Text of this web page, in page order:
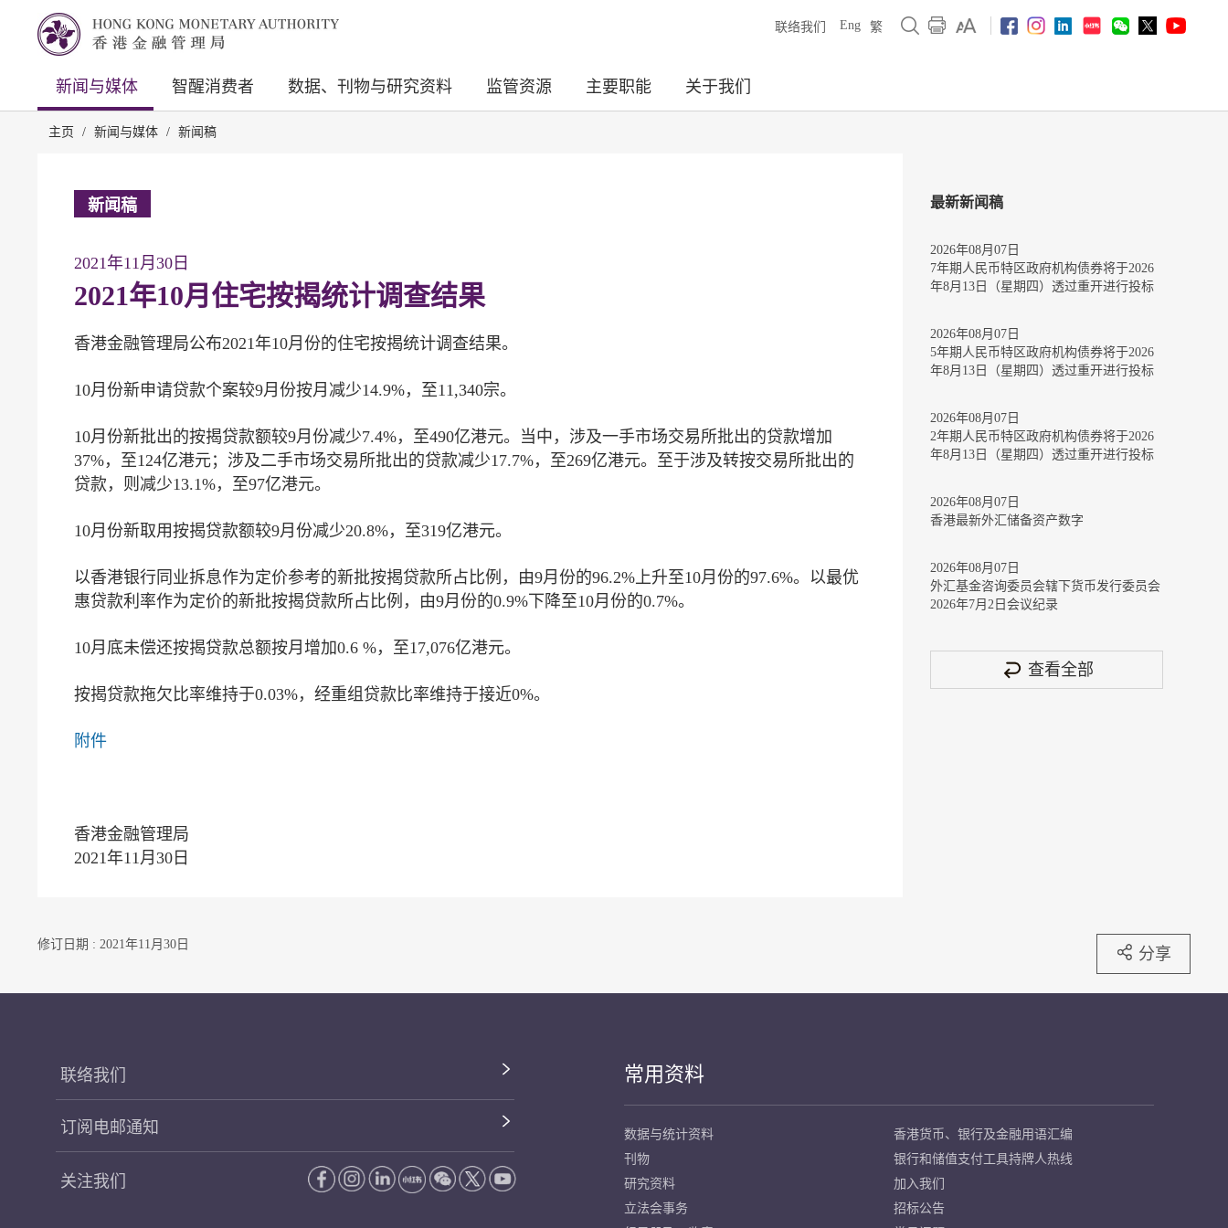
联络我们 Eng 繁
新闻与媒体 智醒消费者 数据、刊物与研究资料 监管资源 主要职能 关于我们
主页 / 新闻与媒体 / 新闻稿
新闻稿
2021年11月30日
2021年10月住宅按揭统计调查结果
香港金融管理局公布2021年10月份的住宅按揭统计调查结果。
10月份新申请贷款个案较9月份按月减少14.9%，至11,340宗。
10月份新批出的按揭贷款额较9月份减少7.4%，至490亿港元。当中，涉及一手市场交易所批出的贷款增加
37%，至124亿港元；涉及二手市场交易所批出的贷款减少17.7%，至269亿港元。至于涉及转按交易所批出的
贷款，则减少13.1%，至97亿港元。
10月份新取用按揭贷款额较9月份减少20.8%，至319亿港元。
以香港银行同业拆息作为定价参考的新批按揭贷款所占比例，由9月份的96.2%上升至10月份的97.6%。以最优
惠贷款利率作为定价的新批按揭贷款所占比例，由9月份的0.9%下降至10月份的0.7%。
10月底未偿还按揭贷款总额按月增加0.6 %，至17,076亿港元。
按揭贷款拖欠比率维持于0.03%，经重组贷款比率维持于接近0%。
附件
香港金融管理局
2021年11月30日
最新新闻稿
2026年08月07日
7年期人民币特区政府机构债券将于2026
年8月13日（星期四）透过重开进行投标
2026年08月07日
5年期人民币特区政府机构债券将于2026
年8月13日（星期四）透过重开进行投标
2026年08月07日
2年期人民币特区政府机构债券将于2026
年8月13日（星期四）透过重开进行投标
2026年08月07日
香港最新外汇储备资产数字
2026年08月07日
外汇基金咨询委员会辖下货币发行委员会
2026年7月2日会议纪录
查看全部
修订日期 : 2021年11月30日 分享
联络我们
订阅电邮通知
关注我们
常用资料
数据与统计资料
刊物
研究资料
立法会事务
香港货币、银行及金融用语汇编
银行和储值支付工具持牌人热线
加入我们
招标公告